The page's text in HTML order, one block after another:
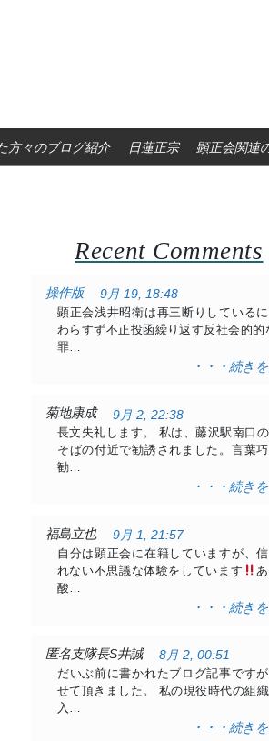
方々のブログ紹介 日蓮正宗 顕正会関連
Recent Comments
操作版
9月 19, 18:48
顕正会浅井昭衛は再三断りしている
わらすず不正投函繰り返す反社会的的
罪…
・・・続き
菊地康成
9月 2, 22:38
長文失礼します。 私は、藤沢駅南口
そばの付近で勧誘されました。言葉
勧…
・・・続き
福島立也
9月 1, 21:57
自分は顕正会に在籍していますが、
れない不思議な体験をしています
あ
酸…
・・・続き
匿名支隊長S井誠
8月 2, 00:51
だいぶ前に書かれたブログ記事ですが
せて頂きました。 私の現役時代の組織
入…
・・・続き